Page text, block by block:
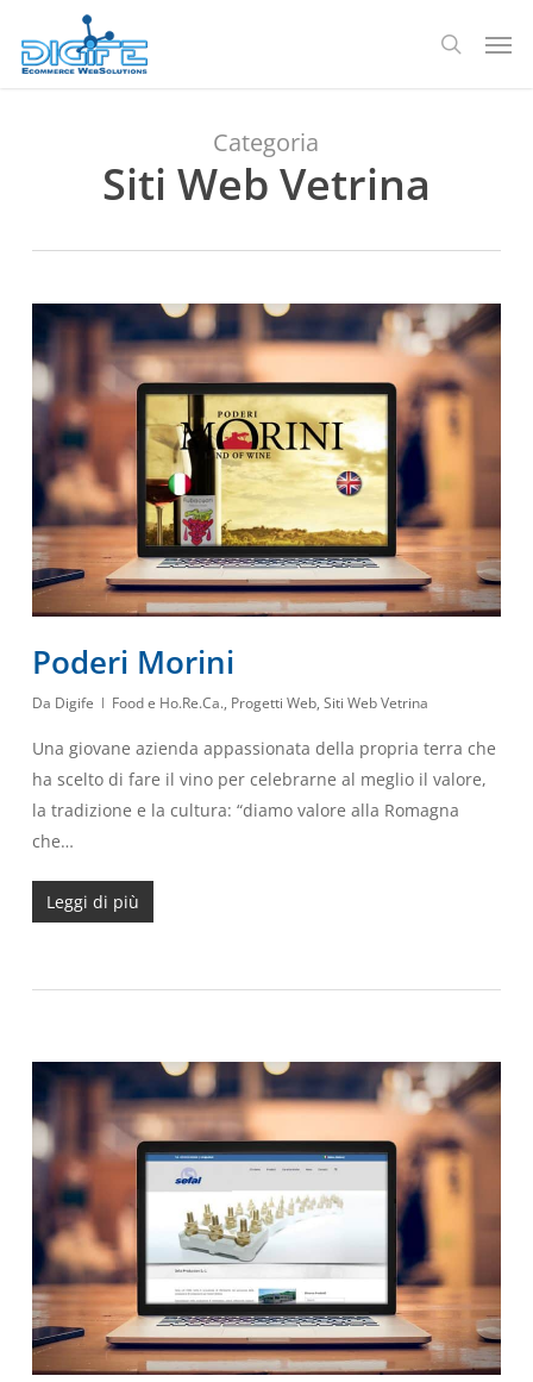
contenuto
ricerca
Categoria
Siti Web Vetrina
Poderi Morini
Da Digife Food e Ho.Re.Ca., Progetti Web, Siti Web Vetrina
Una giovane azienda appassionata della propria terra che
ha scelto di fare il vino per celebrarne al meglio il valore,
la tradizione e la cultura: “diamo valore alla Romagna
che…
Leggi di più